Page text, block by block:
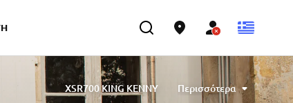
XSR700 KING KENNY
Περισσότερα